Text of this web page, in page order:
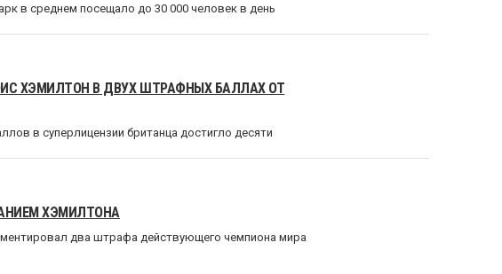
в среднем посещало до 30 000 человек в день
ХЭМИЛТОН В ДВУХ ШТРАФНЫХ БАЛЛАХ ОТ
в суперлицензии британца достигло десяти
ХЭМИЛТОНА
два штрафа действующего чемпиона мира